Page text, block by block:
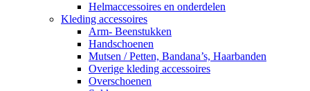
Helmaccessoires en onderdelen
Kleding accessoires
Arm- Beenstukken
Handschoenen
Mutsen / Petten, Bandana’s, Haarbanden
Overige kleding accessoires
Overschoenen